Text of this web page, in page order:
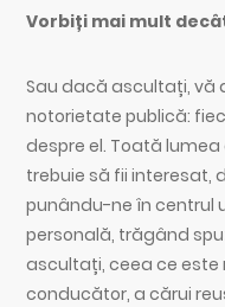
Vorbiți mai mult
Sau dacă ascultați, vă
notorietate publică:
despre el. Toată
trebuie să fii interesat,
punându-ne în centrul
personală, trăgând
ascultați, ceea ce este
conducător, a cărui